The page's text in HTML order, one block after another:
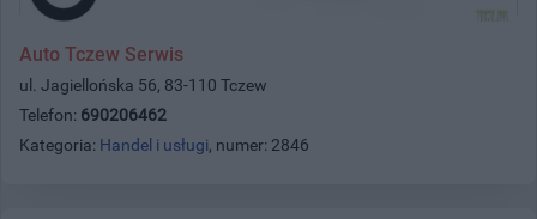
Auto Tczew Serwis
ul. Jagiellońska 56, 83-110 Tczew
Telefon: 690206462
Kategoria: Handel i usługi, numer: 2846